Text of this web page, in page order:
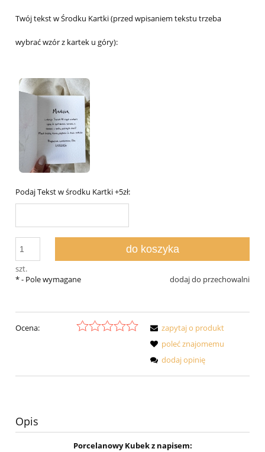
Twój tekst w Środku Kartki (przed wpisaniem tekstu trzeba
wybrać wzór z kartek u góry):
Podaj Tekst w środku Kartki +5zł:
szt.
do koszyka
dodaj do przechowalni
*- Pole wymagane
Ocena:
zapytaj o produkt
poleć znajomemu
dodaj opinię
Opis
Porcelanowy Kubek z napisem: